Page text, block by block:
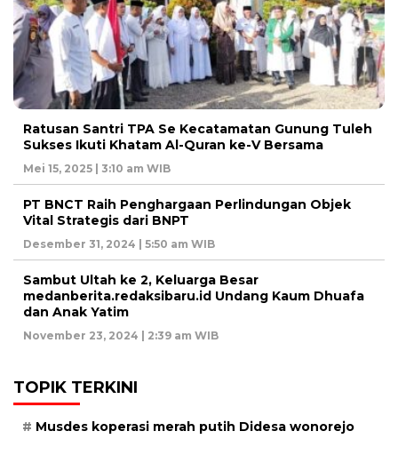
Ratusan Santri TPA Se Kecatamatan Gunung Tuleh
Sukses Ikuti Khatam Al-Quran ke-V Bersama
Mei 15, 2025 | 3:10 am WIB
PT BNCT Raih Penghargaan Perlindungan Objek
Vital Strategis dari BNPT
Desember 31, 2024 | 5:50 am WIB
Sambut Ultah ke 2, Keluarga Besar
medanberita.redaksibaru.id Undang Kaum Dhuafa
dan Anak Yatim
November 23, 2024 | 2:39 am WIB
TOPIK TERKINI
Musdes koperasi merah putih Didesa wonorejo